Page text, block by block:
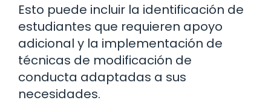
Esto puede incluir la identificación de
estudiantes que requieren apoyo
adicional y la implementación de
técnicas de modificación de
conducta adaptadas a sus
necesidades.